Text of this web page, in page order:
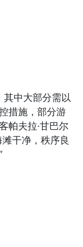
其中大部分需以
措施，部分游
帕夫拉·甘巴尔
干净，秩序良